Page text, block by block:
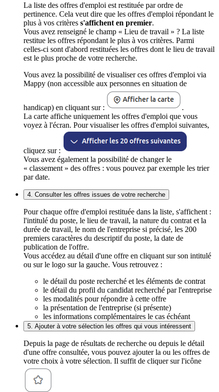
La liste des offres d'emploi est restituée par ordre de
pertinence. Cela veut dire que les offres d'emploi répondant le
plus à vos critères s'affichent en premier.
Vous avez renseigné le champ « Lieu de travail » ? La liste
restitue les offres répondant le plus à vos critères. Parmi
celles-ci sont d'abord restituées les offres dont le lieu de travail
est le plus proche de votre recherche.
Vous avez la possibilité de visualiser ces offres d'emploi via
Mappy (non accessible aux personnes en situation de
handicap) en cliquant sur :
.
La carte affiche uniquement les offres d'emploi que vous
voyez à l'écran. Pour visualiser les offres d'emploi suivantes,
cliquez sur :
Vous avez également la possibilité de changer le
« classement » des offres : vous pouvez par exemple les trier
par date.
4. Consulter les offres issues de votre recherche
Pour chaque offre d'emploi restituée dans la liste, s'affichent :
l'intitulé du poste, le lieu de travail, la nature du contrat et la
durée de travail, le nom de l'entreprise si précisé, les 200
premiers caractères du descriptif du poste, la date de
publication de l'offre.
Vous accédez au détail d'une offre en cliquant sur son intitulé
ou sur le logo sur la gauche. Vous retrouvez :
le détail du poste recherché et les éléments de contrat
le détail du profil du candidat recherché par l'entreprise
les modalités pour répondre à cette offre
la présentation de l'entreprise (si présente)
les informations complémentaires le cas échéant
5. Ajouter à votre sélection les offres qui vous intéressent
Depuis la page de résultats de recherche ou depuis le détail
d'une offre consultée, vous pouvez ajouter la ou les offres de
votre choix à votre sélection. Il suffit de cliquer sur l'icône